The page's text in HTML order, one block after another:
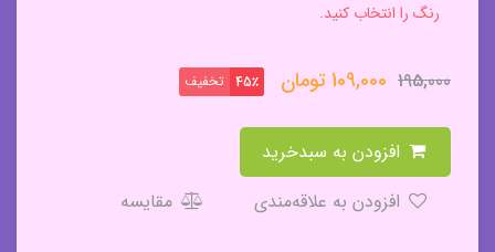
رنگ را انتخاب کنید.
195,000
109,000تومان 45٪ تخفیف
مقایسه